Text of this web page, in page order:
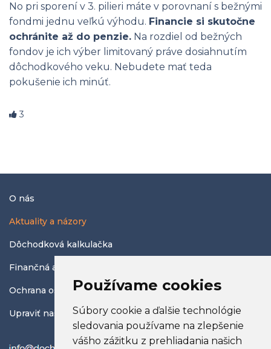
Používame cookies
Súbory cookie a ďalšie technológie
sledovania používame na zlepšenie
vášho zážitku z prehliadania našich
No pri sporení v 3. pilieri máte v porovnaní s bežnými
fondmi jednu veľkú výhodu. Financie si skutočne
ochránite až do penzie. Na rozdiel od bežných
fondov je ich výber limitovaný práve dosiahnutím
dôchodkového veku. Nebudete mať teda
pokušenie ich minúť.
3
O nás
Aktuality a názory
Dôchodková kalkulačka
Finančná abeceda
Ochrana osobných údajov
Upraviť nastavenia COOKIES